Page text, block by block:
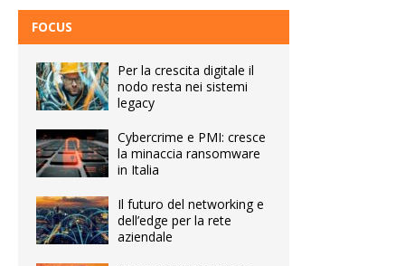
FOCUS
Per la crescita digitale il
nodo resta nei sistemi
legacy
Cybercrime e PMI: cresce
la minaccia ransomware
in Italia
Il futuro del networking e
dell’edge per la rete
aziendale